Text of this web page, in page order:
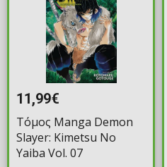
11,99€
Τόμος Manga Demon
Slayer: Kimetsu No
Yaiba Vol. 07